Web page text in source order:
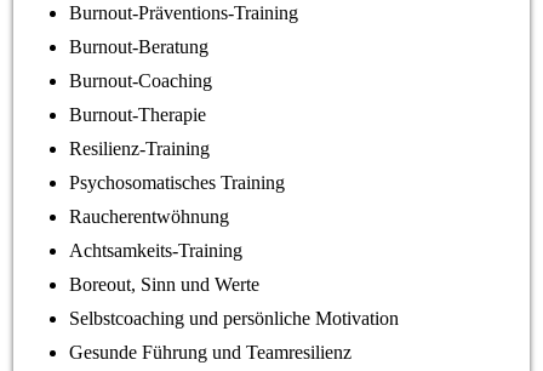
Burnout-Präventions-Training
Burnout-Beratung
Burnout-Coaching
Burnout-Therapie
Resilienz-Training
Psychosomatisches Training
Raucherentwöhnung
Achtsamkeits-Training
Boreout, Sinn und Werte
Selbstcoaching und persönliche Motivation
Gesunde Führung und Teamresilienz